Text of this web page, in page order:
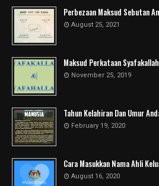
Perbezaan Maksud Sebutan
August 25, 2021
Maksud Perkataan
November 25, 2019
Tahun Kelahiran Dan Umur
February 19, 2020
Cara Masukkan Nama Ahli
August 16, 2020